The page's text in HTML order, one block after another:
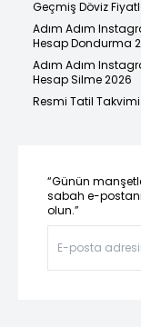
Geçmiş Döviz
Adım Adım
Hesap Dondurma
Adım Adım
Hesap Silme 2026
Resmi Tatil
“Günün
sabah e-
olun.”